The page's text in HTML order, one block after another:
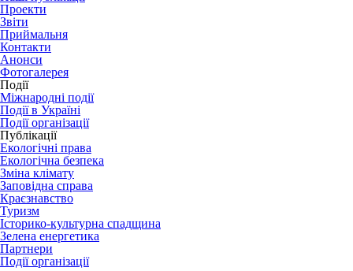
Проекти
Звіти
Приймальня
Контакти
Анонси
Фотогалерея
Події
Міжнародні події
Події в Україні
Події організації
Публікації
Екологічні права
Екологічна безпека
Зміна клімату
Заповідна справа
Краєзнавство
Туризм
Історико-культурна спадщина
Зелена енергетика
Партнери
Події організації